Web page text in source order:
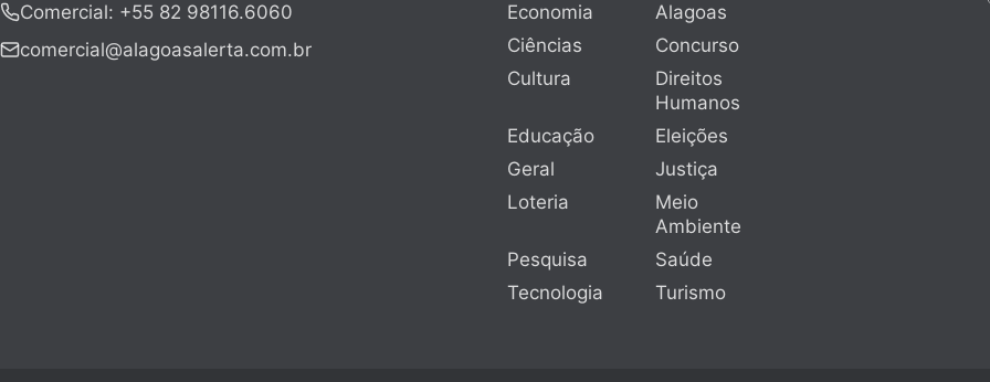
Comercial: +55 82 98116.6060
comercial@alagoasalerta.com.br
Economia
Alagoas
Ciências
Concurso
Cultura
Direitos
Humanos
Educação
Eleições
Geral
Justiça
Loteria
Meio
Ambiente
Pesquisa
Saúde
Tecnologia
Turismo